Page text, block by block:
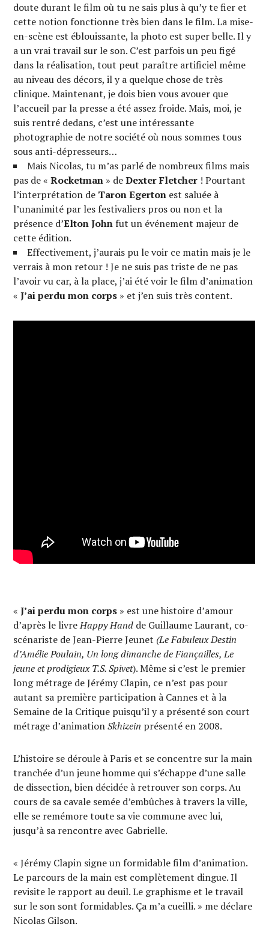
doute durant le film où tu ne sais plus à qu’y te fier et
cette notion fonctionne très bien dans le film. La mise-
en-scène est éblouissante, la photo est super belle. Il y
a un vrai travail sur le son. C’est parfois un peu figé
dans la réalisation, tout peut paraître artificiel même
au niveau des décors, il y a quelque chose de très
clinique. Maintenant, je dois bien vous avouer que
l’accueil par la presse a été assez froide. Mais, moi, je
suis rentré dedans, c’est une intéressante
photographie de notre société où nous sommes tous
sous anti-dépresseurs…
Mais Nicolas, tu m’as parlé de nombreux films mais
pas de «Rocketman » deDexter Fletcher ! Pourtant
l’interprétation de Taron Egerton est saluée à
l’unanimité par les festivaliers pros ou non et la
présence d’Elton John fut un événement majeur de
cette édition.
Effectivement, j’aurais pu le voir ce matin mais je le
verrais à mon retour ! Je ne suis pas triste de ne pas
l’avoir vu car, à la place, j’ai été voir le film d’animation
«J’ai perdu mon corps » et j’en suis très content.
«J’ai perdu mon corps » est une histoire d’amour
d’après le livreHappy Hand de Guillaume Laurant, co-
scénariste de Jean-Pierre Jeunet (Le Fabuleux Destin
d’Amélie Poulain, Un long dimanche de Fiançailles, Le
jeune et prodigieux T.S. Spivet). Même si c’est le premier
long métrage de Jérémy Clapin, ce n’est pas pour
autant sa première participation à Cannes et à la
Semaine de la Critique puisqu’il y a présenté son court
métrage d’animationSkhizein présenté en 2008.
L’histoire se déroule à Paris et se concentre sur la main
tranchée d’un jeune homme qui s’échappe d’une salle
de dissection, bien décidée à retrouver son corps. Au
cours de sa cavale semée d’embûches à travers la ville,
elle se remémore toute sa vie commune avec lui,
jusqu’à sa rencontre avec Gabrielle.
« Jérémy Clapin signe un formidable film d’animation.
Le parcours de la main est complètement dingue. Il
revisite le rapport au deuil. Le graphisme et le travail
sur le son sont formidables. Ça m’a cueilli. » me déclare
Nicolas Gilson.